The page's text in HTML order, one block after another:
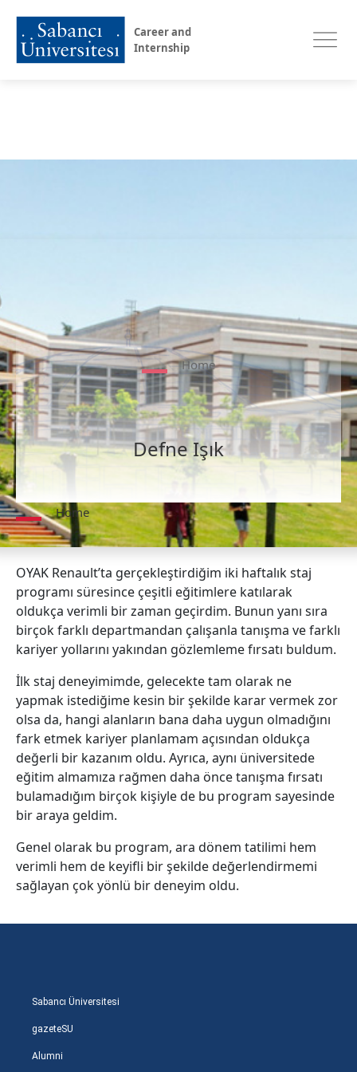
Career and
Internship
Home
Defne Işık
Home
OYAK Renault’ta gerçekleştirdiğim iki haftalık staj
programı süresince çeşitli eğitimlere katılarak
oldukça verimli bir zaman geçirdim. Bunun yanı sıra
birçok farklı departmandan çalışanla tanışma ve farklı
kariyer yollarını yakından gözlemleme fırsatı buldum.
İlk staj deneyimimde, gelecekte tam olarak ne
yapmak istediğime kesin bir şekilde karar vermek zor
olsa da, hangi alanların bana daha uygun olmadığını
fark etmek kariyer planlamam açısından oldukça
değerli bir kazanım oldu. Ayrıca, aynı üniversitede
eğitim almamıza rağmen daha önce tanışma fırsatı
bulamadığım birçok kişiyle de bu program sayesinde
bir araya geldim.
Genel olarak bu program, ara dönem tatilimi hem
verimli hem de keyifli bir şekilde değerlendirmemi
sağlayan çok yönlü bir deneyim oldu.
Sabancı Üniversitesi
gazeteSU
Alumni